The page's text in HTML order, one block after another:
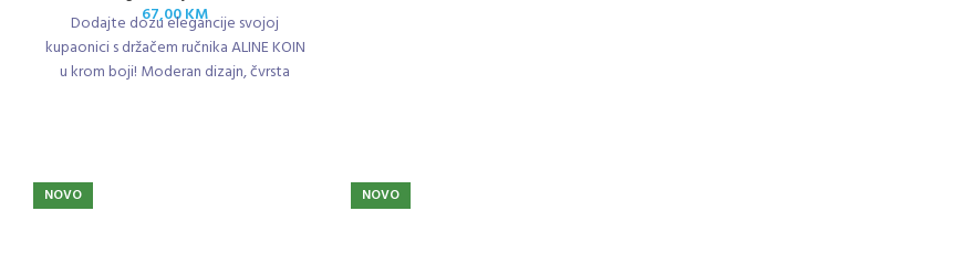
67,00KM
Dodajte dozu elegancije svojoj
kupaonici s držačem ručnika ALINE KOIN
u krom boji! Moderan dizajn, čvrsta
NOVO NOVO